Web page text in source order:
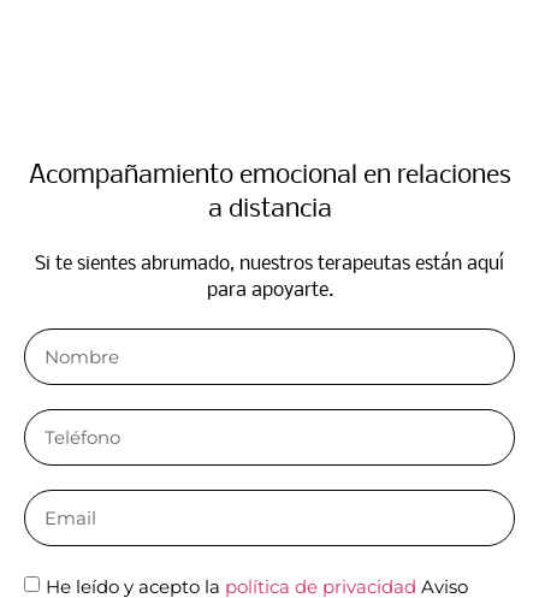
Acompañamiento emocional en relaciones
a distancia
Si te sientes abrumado, nuestros terapeutas están aquí
para apoyarte.
He leído y acepto la política de privacidad Aviso